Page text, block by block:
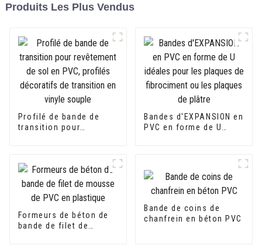
Produits Les Plus Vendus
Profilé de bande de
transition pour
décoratifs de transition
en vinyle souple
Bandes d'EXPANSION en
PVC en forme de U
plâtre
Formeurs de béton de
bande de filet de
Bande de coins de
chanfrein en béton PVC